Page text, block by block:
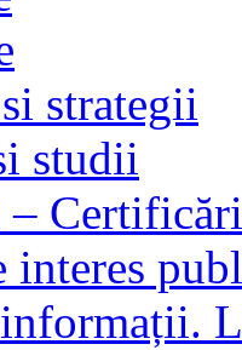
strategii
studii
interes